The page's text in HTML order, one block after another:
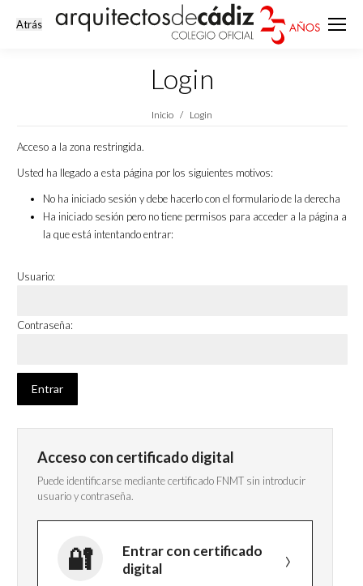
Login
Estás aquí:
Inicio Login
Acceso a la zona restringida.
Usted ha llegado a esta página por los siguientes motivos:
No ha iniciado sesión y debe hacerlo con el formulario de la derecha
Ha iniciado sesión pero no tiene permisos para acceder a la página a
la que está intentando entrar:
Usuario:
Contraseña:
Acceso con certificado digital
Puede identificarse mediante certificado FNMT sin introducir
usuario y contraseña.
Entrar con certificado
digital